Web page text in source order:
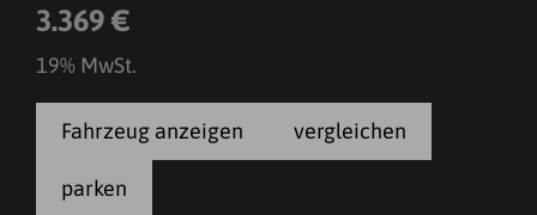
3.369 €
19% MwSt.
Fahrzeug anzeigen vergleichen
parken